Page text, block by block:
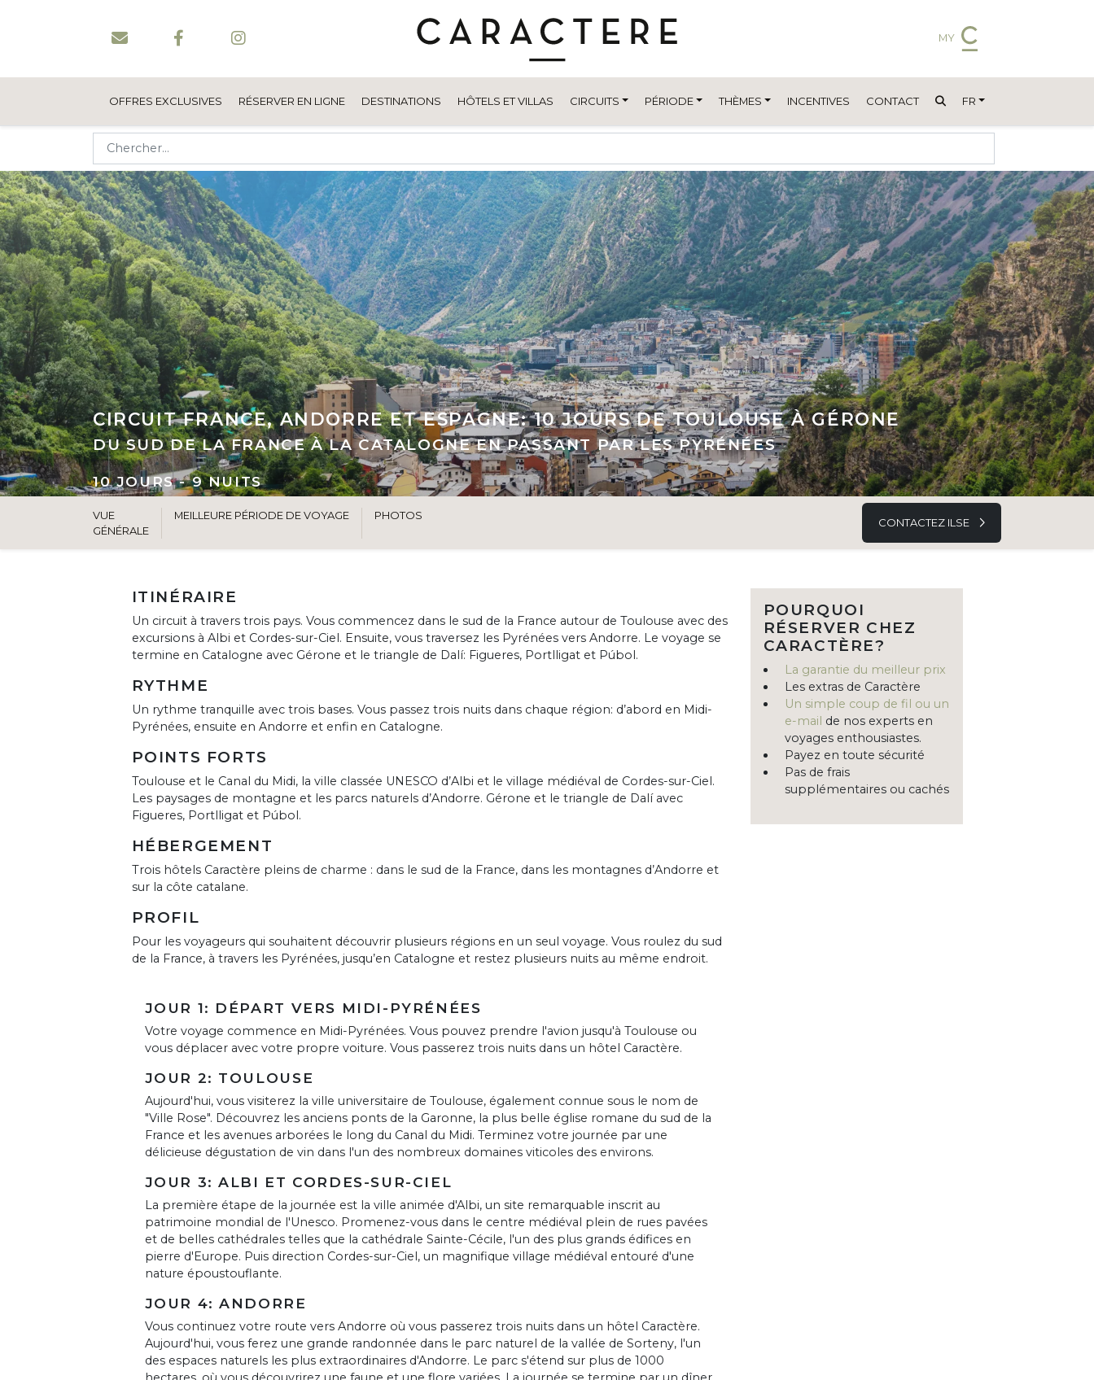
MY
OFFRES EXCLUSIVES RÉSERVER EN LIGNE DESTINATIONS HÔTELS ET VILLAS CIRCUITS PÉRIODE THÈMES INCENTIVES CONTACT FR
CIRCUIT FRANCE, ANDORRE ET ESPAGNE: 10 JOURS DE TOULOUSE À GÉRONE
DU SUD DE LA FRANCE À LA CATALOGNE EN PASSANT PAR LES PYRÉNÉES
10 JOURS - 9 NUITS
VUE
GÉNÉRALE
MEILLEURE PÉRIODE DE VOYAGE PHOTOS
CONTACTEZ ILSE
ITINÉRAIRE
Un circuit à travers trois pays. Vous commencez dans le sud de la France autour de Toulouse avec des
excursions à Albi et Cordes-sur-Ciel. Ensuite, vous traversez les Pyrénées vers Andorre. Le voyage se
termine en Catalogne avec Gérone et le triangle de Dalí: Figueres, Portlligat et Púbol.
RYTHME
Un rythme tranquille avec trois bases. Vous passez trois nuits dans chaque région: d’abord en Midi-
Pyrénées, ensuite en Andorre et enfin en Catalogne.
POINTS FORTS
Toulouse et le Canal du Midi, la ville classée UNESCO d’Albi et le village médiéval de Cordes-sur-Ciel.
Les paysages de montagne et les parcs naturels d’Andorre. Gérone et le triangle de Dalí avec
Figueres, Portlligat et Púbol.
HÉBERGEMENT
Trois hôtels Caractère pleins de charme : dans le sud de la France, dans les montagnes d’Andorre et
sur la côte catalane.
PROFIL
Pour les voyageurs qui souhaitent découvrir plusieurs régions en un seul voyage. Vous roulez du sud
de la France, à travers les Pyrénées, jusqu’en Catalogne et restez plusieurs nuits au même endroit.
JOUR 1: DÉPART VERS MIDI-PYRÉNÉES
Votre voyage commence en Midi-Pyrénées. Vous pouvez prendre l'avion jusqu'à Toulouse ou
vous déplacer avec votre propre voiture. Vous passerez trois nuits dans un hôtel Caractère.
JOUR 2: TOULOUSE
Aujourd'hui, vous visiterez la ville universitaire de Toulouse, également connue sous le nom de
"Ville Rose". Découvrez les anciens ponts de la Garonne, la plus belle église romane du sud de la
France et les avenues arborées le long du Canal du Midi. Terminez votre journée par une
délicieuse dégustation de vin dans l'un des nombreux domaines viticoles des environs.
JOUR 3: ALBI ET CORDES-SUR-CIEL
La première étape de la journée est la ville animée d'Albi, un site remarquable inscrit au
patrimoine mondial de l'Unesco. Promenez-vous dans le centre médiéval plein de rues pavées
et de belles cathédrales telles que la cathédrale Sainte-Cécile, l'un des plus grands édifices en
pierre d'Europe. Puis direction Cordes-sur-Ciel, un magnifique village médiéval entouré d'une
nature époustouflante.
JOUR 4: ANDORRE
Vous continuez votre route vers Andorre où vous passerez trois nuits dans un hôtel Caractère.
Aujourd'hui, vous ferez une grande randonnée dans le parc naturel de la vallée de Sorteny, l'un
des espaces naturels les plus extraordinaires d'Andorre. Le parc s'étend sur plus de 1000
POURQUOI
RÉSERVER CHEZ
CARACTÈRE?
La garantie du meilleur prix
Les extras de Caractère
Un simple coup de fil ou un
e-mail de nos experts en
voyages enthousiastes.
Payez en toute sécurité
Pas de frais
supplémentaires ou cachés